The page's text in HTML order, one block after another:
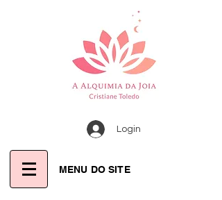
Login
MENU DO SITE